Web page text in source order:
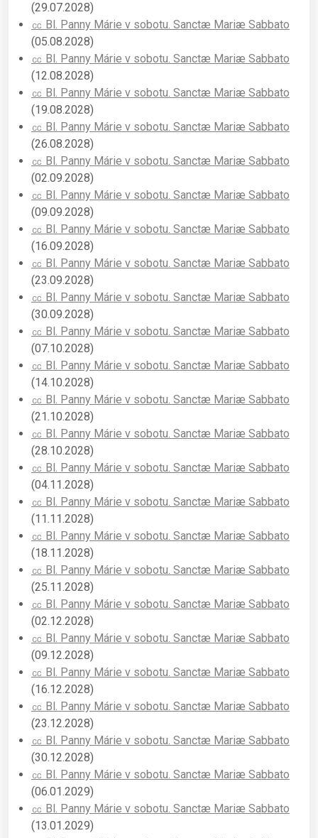
(29.07.2028)
㏄ Bl. Panny Márie v sobotu. Sanctæ Mariæ Sabbato
(05.08.2028)
㏄ Bl. Panny Márie v sobotu. Sanctæ Mariæ Sabbato
(12.08.2028)
㏄ Bl. Panny Márie v sobotu. Sanctæ Mariæ Sabbato
(19.08.2028)
㏄ Bl. Panny Márie v sobotu. Sanctæ Mariæ Sabbato
(26.08.2028)
㏄ Bl. Panny Márie v sobotu. Sanctæ Mariæ Sabbato
(02.09.2028)
㏄ Bl. Panny Márie v sobotu. Sanctæ Mariæ Sabbato
(09.09.2028)
㏄ Bl. Panny Márie v sobotu. Sanctæ Mariæ Sabbato
(16.09.2028)
㏄ Bl. Panny Márie v sobotu. Sanctæ Mariæ Sabbato
(23.09.2028)
㏄ Bl. Panny Márie v sobotu. Sanctæ Mariæ Sabbato
(30.09.2028)
㏄ Bl. Panny Márie v sobotu. Sanctæ Mariæ Sabbato
(07.10.2028)
㏄ Bl. Panny Márie v sobotu. Sanctæ Mariæ Sabbato
(14.10.2028)
㏄ Bl. Panny Márie v sobotu. Sanctæ Mariæ Sabbato
(21.10.2028)
㏄ Bl. Panny Márie v sobotu. Sanctæ Mariæ Sabbato
(28.10.2028)
㏄ Bl. Panny Márie v sobotu. Sanctæ Mariæ Sabbato
(04.11.2028)
㏄ Bl. Panny Márie v sobotu. Sanctæ Mariæ Sabbato
(11.11.2028)
㏄ Bl. Panny Márie v sobotu. Sanctæ Mariæ Sabbato
(18.11.2028)
㏄ Bl. Panny Márie v sobotu. Sanctæ Mariæ Sabbato
(25.11.2028)
㏄ Bl. Panny Márie v sobotu. Sanctæ Mariæ Sabbato
(02.12.2028)
㏄ Bl. Panny Márie v sobotu. Sanctæ Mariæ Sabbato
(09.12.2028)
㏄ Bl. Panny Márie v sobotu. Sanctæ Mariæ Sabbato
(16.12.2028)
㏄ Bl. Panny Márie v sobotu. Sanctæ Mariæ Sabbato
(23.12.2028)
㏄ Bl. Panny Márie v sobotu. Sanctæ Mariæ Sabbato
(30.12.2028)
㏄ Bl. Panny Márie v sobotu. Sanctæ Mariæ Sabbato
(06.01.2029)
㏄ Bl. Panny Márie v sobotu. Sanctæ Mariæ Sabbato
(13.01.2029)